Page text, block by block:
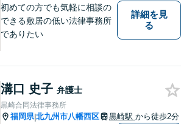
初めての方でも気軽に相談の
できる敷居の低い法律事務所
でありたい
詳細を見
る
溝口 史子 弁護士
黒崎合同法律事務所
福岡県|北九州市八幡西区 黒崎駅 から徒歩2分